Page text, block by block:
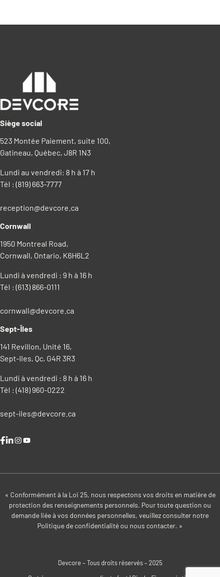
Siège social
523 Montée Paiement, suite 100,
Gatineau, Québec, J8R 1N3
Lundi au vendredi: 8 h à 17 h
Tél : (819) 663-7777
reception@devcore.ca
Cornwall
1950 Montreal Road,
Cornwall, Ontario, K6H6L2
Lundi à vendredi : 9 h à 16 h
Tél : (613) 866-0111
cornwall@devcore.ca
Sept-Îles
141 Revillon, Unité 16,
Sept-Iles, Qc, G4R 3R3
Lundi à vendredi : 8 h à 16 h
Tél : (418) 960-0222
sept-iles@devcore.ca
Instagram YouTube
« Conformément à la Loi 25, nous respectons vos droits en matière de
protection des renseignements personnels. Pour toute question ou
demande liée à vos données personnelles, veuillez consulter notre
Politique de confidentialité ou nous contacter. »
Devcore – Tous droits réservés – 2025